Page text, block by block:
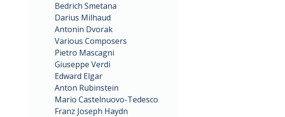
Bedrich Smetana
Darius Milhaud
Antonin Dvorak
Various Composers
Pietro Mascagni
Giuseppe Verdi
Edward Elgar
Anton Rubinstein
Mario Castelnuovo-Tedesco
Franz Joseph Haydn